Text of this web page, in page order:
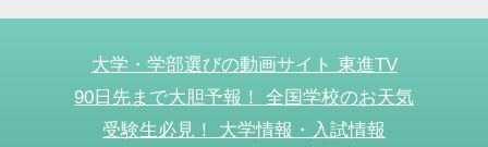
大学・学部選びの動画サイト 東進TV
90日先まで大胆予報！ 全国学校のお天気
受験生必見！ 大学情報・入試情報